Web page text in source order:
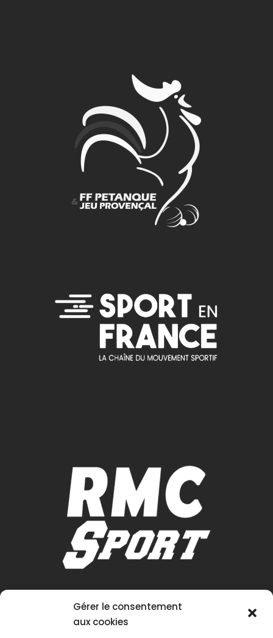
Gérer le consentement
aux cookies